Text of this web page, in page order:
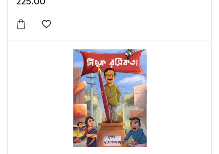
Add to wishlist